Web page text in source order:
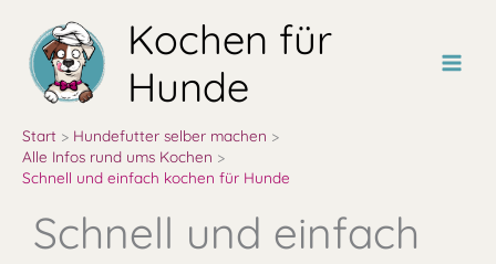
Inhalt
springen
Kochen für
Hunde
Start
Hundefutter selber machen
Alle Infos rund ums Kochen
Schnell und einfach kochen für Hunde
Schnell und einfach